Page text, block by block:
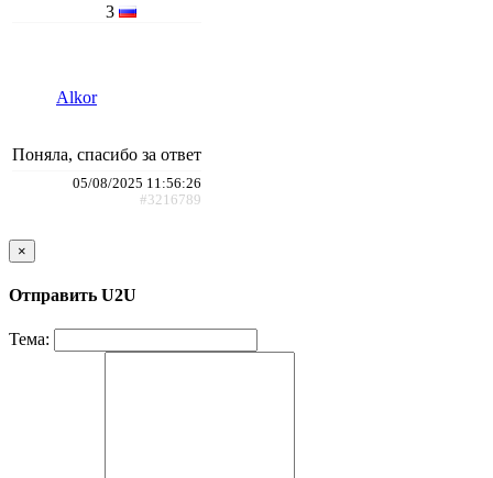
3
Alkor
Поняла, спасибо за ответ
05/08/2025 11:56:26
#3216789
×
Отправить U2U
Тема: